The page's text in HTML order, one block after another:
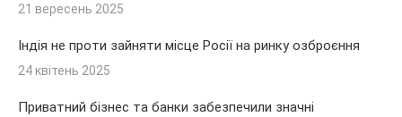
21 вересень 2025
Індія не проти зайняти місце Росії на ринку озброєння
24 квітень 2025
Приватний бізнес та банки забезпечили значні